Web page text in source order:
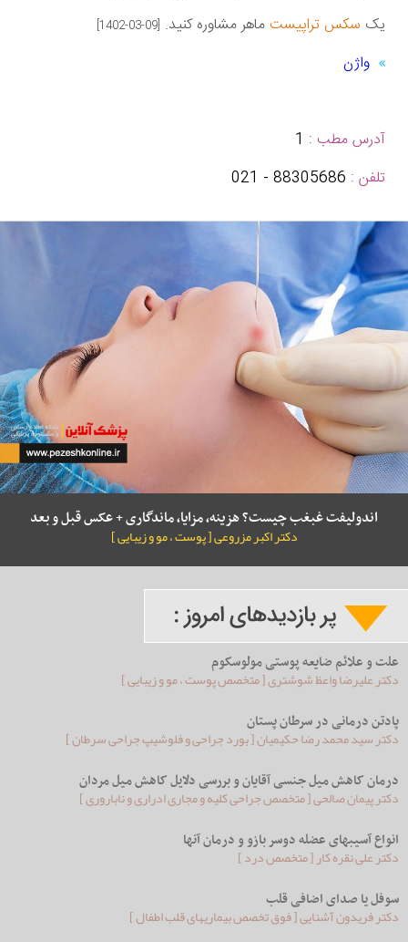
یک سکس تراپیستماهر مشاوره کنید. [1402-03-09]
واژن
آدرس مطب : 1
تلفن : 88305686 - 021
اندولیفت غبغب چیست؟ هزینه، مزایا، ماندگاری + عکس قبل و بعد
دکتر اکبر مزروعی [ پوست ، مو و زیبایی ]
علت و علائم ضایعه پوستی مولوسکوم
دکتر علیرضا واعظ شوشتری [ متخصص پوست ، مو و زیبایی ]
پادتن درمانی در سرطان پستان
دکتر سید محمد رضا حکیمیان [ بورد جراحی و فلوشیپ جراحی سرطان ]
درمان کاهش میل جنسی آقایان و بررسی دلایل کاهش میل مردان
دکتر پیمان صالحی [ متخصص جراحی کلیه و مجاری ادراری و ناباروری ]
انواع آسیبهای عضله دوسر بازو و درمان آنها
دکتر علی نقره کار [ متخصص درد ]
سوفل يا صدای اضافی قلب
دکتر فریدون آشنایی [ فوق تخصص بيماريهای قلب اطفال ]